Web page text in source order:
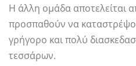
Η άλλη ομάδα αποτελείται
προσπαθούν να
γρήγορο και πολύ
τεσσάρων.